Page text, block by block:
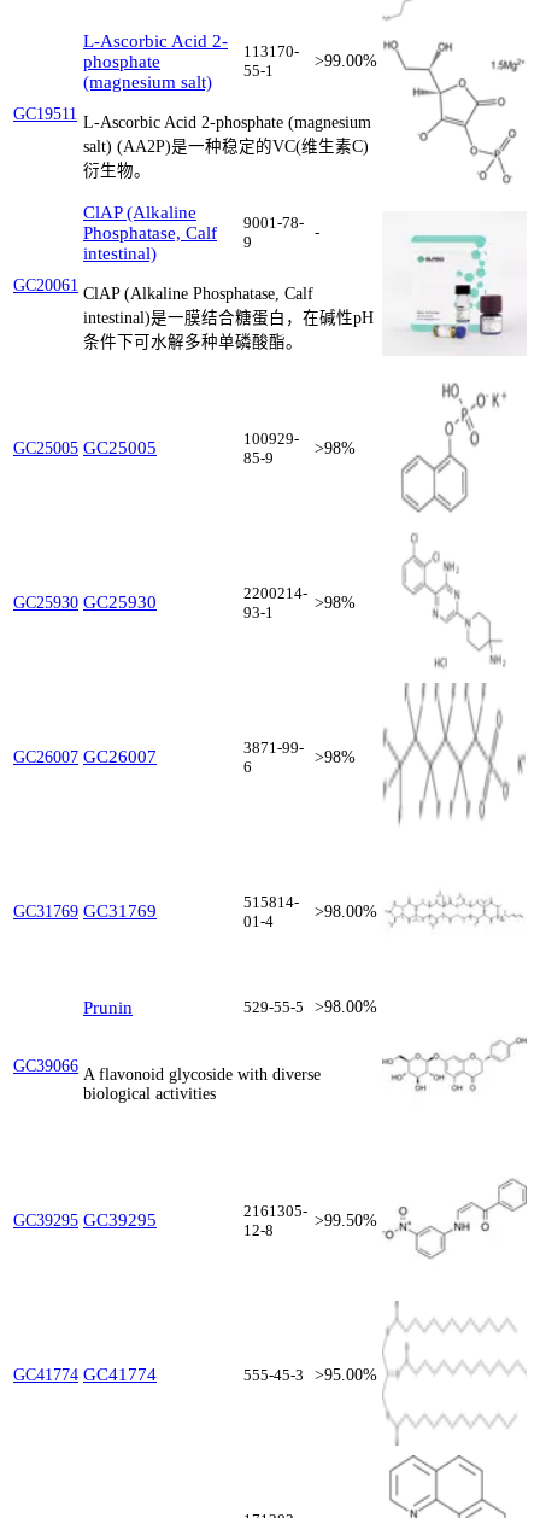
GC19511
L-Ascorbic Acid 2-
phosphate
(magnesium salt)
113170-
55-1
>99.00%
L-Ascorbic Acid 2-phosphate (magnesium
salt) (AA2P)是一种稳定的VC(维生素C)
衍生物。
GC20061
ClAP (Alkaline
Phosphatase, Calf
intestinal)
9001-78-
9
-
ClAP (Alkaline Phosphatase, Calf
intestinal)是一膜结合糖蛋白，在碱性pH
条件下可水解多种单磷酸酯。
GC25005 GC25005
100929-
85-9
>98%
GC25930 GC25930
2200214-
93-1
>98%
GC26007 GC26007
3871-99-
6
>98%
GC31769 GC31769
515814-
01-4
>98.00%
GC39066
Prunin 529-55-5 >98.00%
A flavonoid glycoside with diverse
biological activities
GC39295 GC39295
2161305-
12-8
>99.50%
GC41774 GC41774 555-45-3 >95.00%